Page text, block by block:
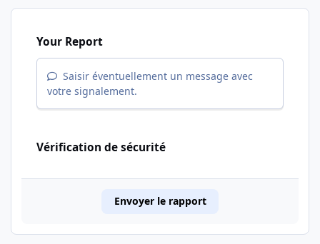
Your Report
Saisir éventuellement un message avec
votre signalement.
Vérification de sécurité
Envoyer le rapport